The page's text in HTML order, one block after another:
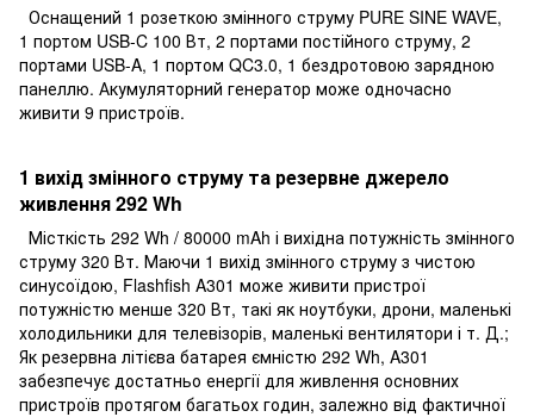
Оснащений 1 розеткою змінного струму PURE SINE WAVE,
1 портом USB-C 100 Вт, 2 портами постійного струму, 2
портами USB-A, 1 портом QC3.0, 1 бездротовою зарядною
панеллю. Акумуляторний генератор може одночасно
живити 9 пристроїв.
1 вихід змінного струму та резервне джерело
живлення 292 Wh
Місткість 292 Wh / 80000 mAh і вихідна потужність змінного
струму 320 Вт. Маючи 1 вихід змінного струму з чистою
синусоїдою, Flashfish A301 може живити пристрої
потужністю менше 320 Вт, такі як ноутбуки, дрони, маленькі
холодильники для телевізорів, маленькі вентилятори і т. Д.;
Як резервна літієва батарея ємністю 292 Wh, A301
забезпечує достатньо енергії для живлення основних
пристроїв протягом багатьох годин, залежно від фактичної